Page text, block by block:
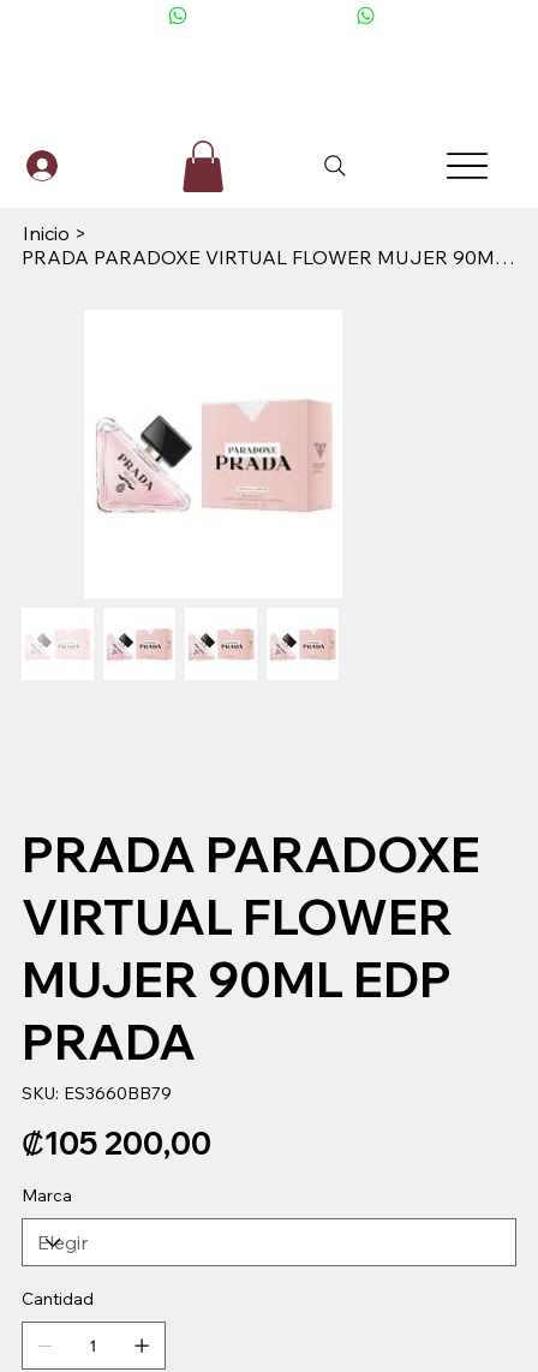
Inicio >
PRADA PARADOXE VIRTUAL FLOWER MUJER 90ML EDP PRADA
PRADA PARADOXE
VIRTUAL FLOWER
MUJER 90ML EDP
PRADA
SKU: SKU
ES3660BB79
ES3660BB79
Precio
₡105 200,00
Marca
Cantidad